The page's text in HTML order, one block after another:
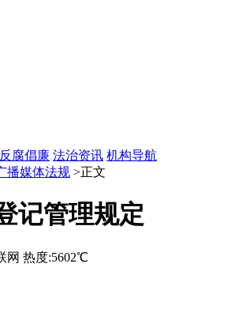
反腐倡廉 法治资讯 机构导航
播媒体法规 >正文
记管理规定
网 热度:5602℃